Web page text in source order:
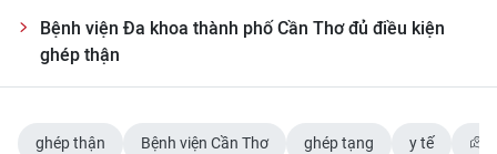
CÁC CHUYÊN TRANG
VỀ BÁO NHÂN DÂN
THỜI NAY
Bệnh viện Đa khoa thành phố Cần Thơ đủ điều kiện
ghép thận
ghép thận Bệnh viện Cần Thơ ghép tạng y tế